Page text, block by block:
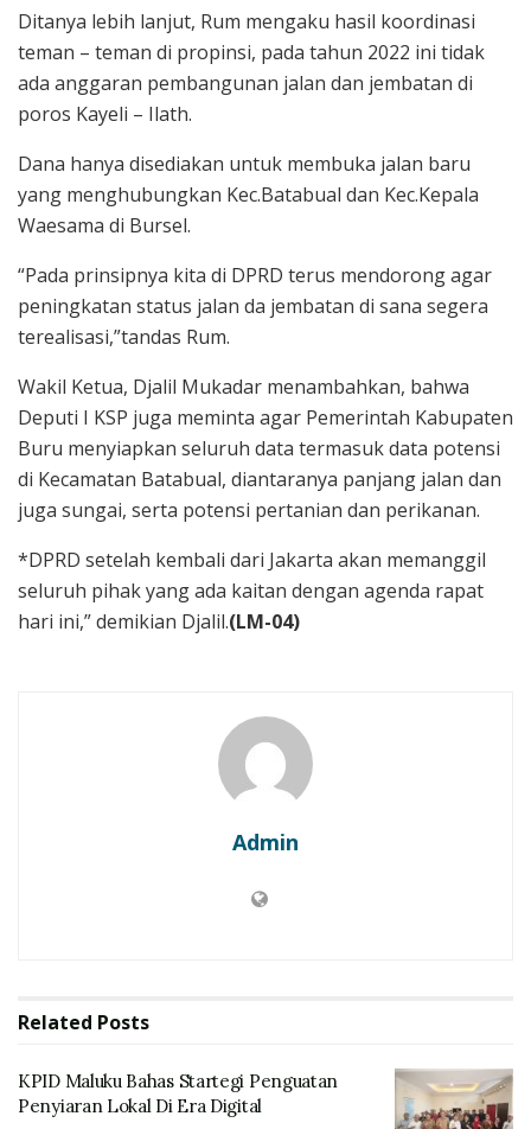
Ditanya lebih lanjut, Rum mengaku hasil koordinasi
teman – teman di propinsi, pada tahun 2022 ini tidak
ada anggaran pembangunan jalan dan jembatan di
poros Kayeli – Ilath.
Dana hanya disediakan untuk membuka jalan baru
yang menghubungkan Kec.Batabual dan Kec.Kepala
Waesama di Bursel.
“Pada prinsipnya kita di DPRD terus mendorong agar
peningkatan status jalan da jembatan di sana segera
terealisasi,”tandas Rum.
Wakil Ketua, Djalil Mukadar menambahkan, bahwa
Deputi I KSP juga meminta agar Pemerintah Kabupaten
Buru menyiapkan seluruh data termasuk data potensi
di Kecamatan Batabual, diantaranya panjang jalan dan
juga sungai, serta potensi pertanian dan perikanan.
*DPRD setelah kembali dari Jakarta akan memanggil
seluruh pihak yang ada kaitan dengan agenda rapat
hari ini,” demikian Djalil.(LM-04)
Admin
Related Posts
KPID Maluku Bahas Startegi Penguatan
Penyiaran Lokal Di Era Digital